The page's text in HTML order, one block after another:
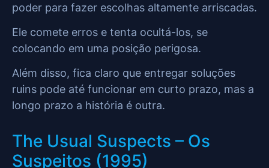
poder para fazer escolhas altamente arriscadas.
Ele comete erros e tenta ocultá-los, se
colocando em uma posição perigosa.
Além disso, fica claro que entregar soluções
ruins pode até funcionar em curto prazo, mas a
longo prazo a história é outra.
The Usual Suspects – Os
Suspeitos (1995)